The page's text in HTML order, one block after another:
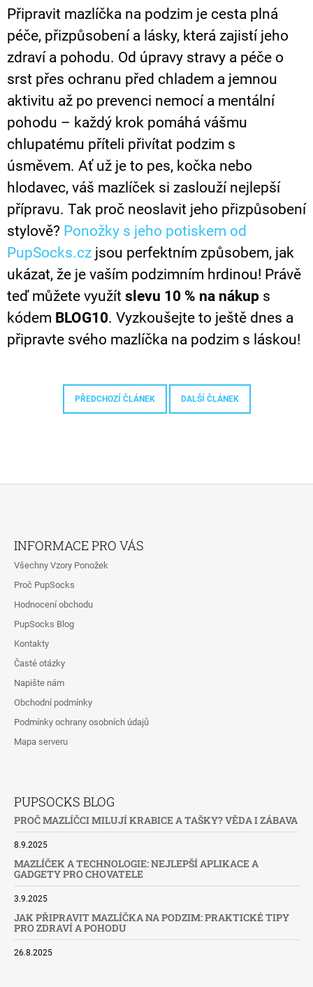
Připravit mazlíčka na podzim je cesta plná
péče, přizpůsobení a lásky, která zajistí jeho
zdraví a pohodu. Od úpravy stravy a péče o
srst přes ochranu před chladem a jemnou
aktivitu až po prevenci nemocí a mentální
pohodu – každý krok pomáhá vášmu
chlupatému příteli přivítat podzim s
úsměvem. Ať už je to pes, kočka nebo
hlodavec, váš mazlíček si zaslouží nejlepší
přípravu. Tak proč neoslavit jeho přizpůsobení
stylově? Ponožky s jeho potiskem od
PupSocks.cz jsou perfektním způsobem, jak
ukázat, že je vaším podzimním hrdinou! Právě
teď můžete využít slevu 10 % na nákup s
kódem BLOG10. Vyzkoušejte to ještě dnes a
připravte svého mazlíčka na podzim s láskou!
PŘEDCHOZÍ ČLÁNEK DALŠÍ ČLÁNEK
INFORMACE PRO VÁS
Všechny Vzory Ponožek
Proč PupSocks
Hodnocení obchodu
PupSocks Blog
Kontakty
Časté otázky
Napište nám
Obchodní podmínky
Podmínky ochrany osobních údajů
Mapa serveru
PUPSOCKS BLOG
PROČ MAZLÍČCI MILUJÍ KRABICE A TAŠKY? VĚDA I ZÁBAVA
8.9.2025
MAZLÍČEK A TECHNOLOGIE: NEJLEPŠÍ APLIKACE A
GADGETY PRO CHOVATELE
3.9.2025
JAK PŘIPRAVIT MAZLÍČKA NA PODZIM: PRAKTICKÉ TIPY
PRO ZDRAVÍ A POHODU
26.8.2025